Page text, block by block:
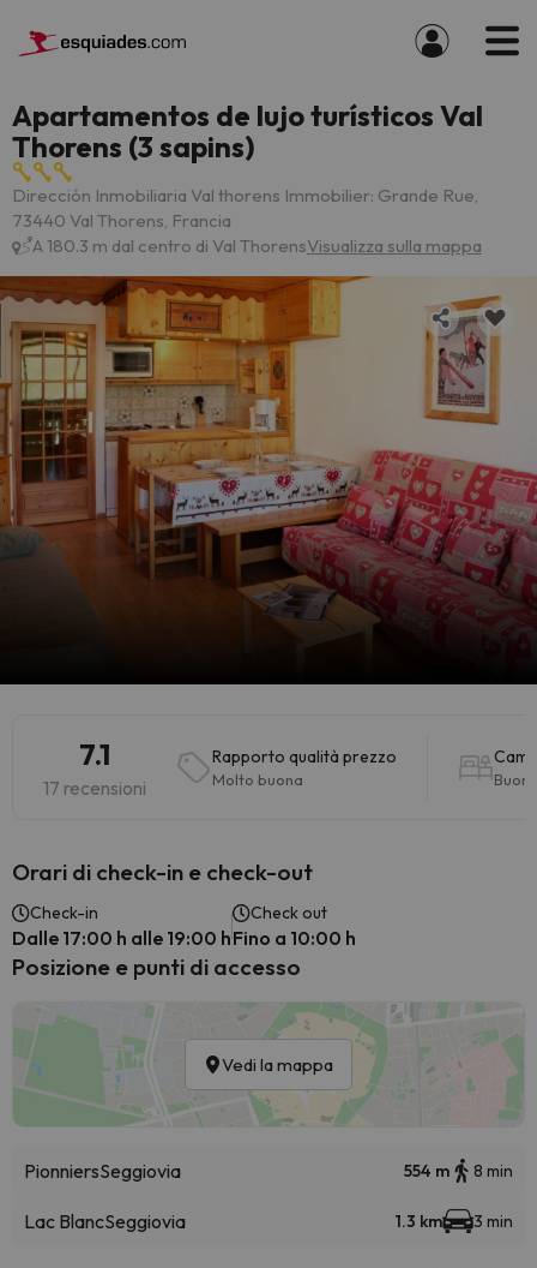
Apartamentos de lujo turísticos Val
Thorens (3 sapins)
Dirección Inmobiliaria Val thorens Immobilier: Grande Rue,
73440 Val Thorens, Francia
A 180.3 m dal centro di Val ThorensVisualizza sulla mappa
7.1
17 recensioni
Rapporto qualità prezzo
Molto buona
Orari di check-in e check-out
Check-in
Dalle 17:00 h alle 19:00 h
Check out
Fino a 10:00 h
Posizione e punti di accesso
Vedi la mappa
PionniersSeggiovia 554 m 8 min
Lac BlancSeggiovia 1.3 km 3 min